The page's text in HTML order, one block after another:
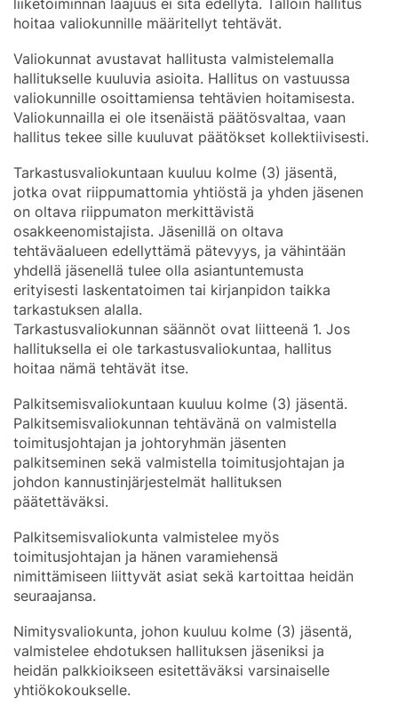
hoitaa valiokunnille määritellyt tehtävät.
Valiokunnat avustavat hallitusta valmistelemalla
hallitukselle kuuluvia asioita. Hallitus on vastuussa
valiokunnille osoittamiensa tehtävien hoitamisesta.
Valiokunnailla ei ole itsenäistä päätösvaltaa, vaan
hallitus tekee sille kuuluvat päätökset kollektiivisesti.
Tarkastusvaliokuntaan kuuluu kolme (3) jäsentä,
jotka ovat riippumattomia yhtiöstä ja yhden jäsenen
on oltava riippumaton merkittävistä
osakkeenomistajista. Jäsenillä on oltava
tehtäväalueen edellyttämä pätevyys, ja vähintään
yhdellä jäsenellä tulee olla asiantuntemusta
erityisesti laskentatoimen tai kirjanpidon taikka
tarkastuksen alalla.
Tarkastusvaliokunnan säännöt ovat liitteenä 1. Jos
hallituksella ei ole tarkastusvaliokuntaa, hallitus
hoitaa nämä tehtävät itse.
Palkitsemisvaliokuntaan kuuluu kolme (3) jäsentä.
Palkitsemisvaliokunnan tehtävänä on valmistella
toimitusjohtajan ja johtoryhmän jäsenten
palkitseminen sekä valmistella toimitusjohtajan ja
johdon kannustinjärjestelmät hallituksen
päätettäväksi.
Palkitsemisvaliokunta valmistelee myös
toimitusjohtajan ja hänen varamiehensä
nimittämiseen liittyvät asiat sekä kartoittaa heidän
seuraajansa.
Nimitysvaliokunta, johon kuuluu kolme (3) jäsentä,
valmistelee ehdotuksen hallituksen jäseniksi ja
heidän palkkioikseen esitettäväksi varsinaiselle
yhtiökokoukselle.